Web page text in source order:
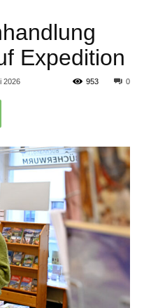
Expedition
2026 0
953